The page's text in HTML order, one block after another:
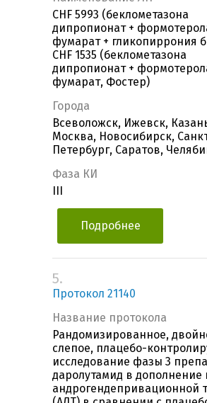
CHF 5993 (беклометазона
дипропионат +
фумарат + гликопиррония
CHF 1535 (беклометазона
дипропионат +
фумарат, Фостер)
Города
Всеволожск, Ижевск,
Москва, Новосибирск,
Петербург, Саратов,
Фаза КИ
Подробнее
5.
Протокол 21140
Название протокола
Рандомизированное,
слепое, плацебо-
исследование фазы 3
даролутамид в дополнение
андрогендепривационной